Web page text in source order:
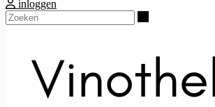
inloggen